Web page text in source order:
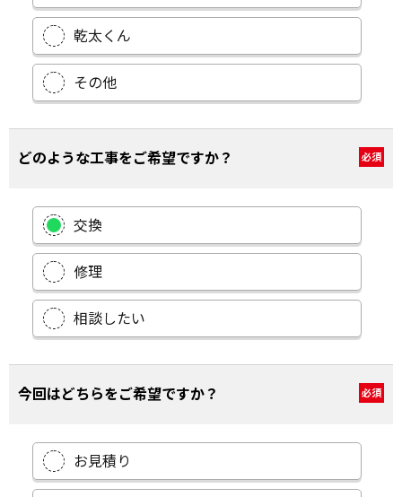
乾太くん
その他
どのような工事をご希望ですか？ 必須
交換
修理
相談したい
今回はどちらをご希望ですか？ 必須
お見積り